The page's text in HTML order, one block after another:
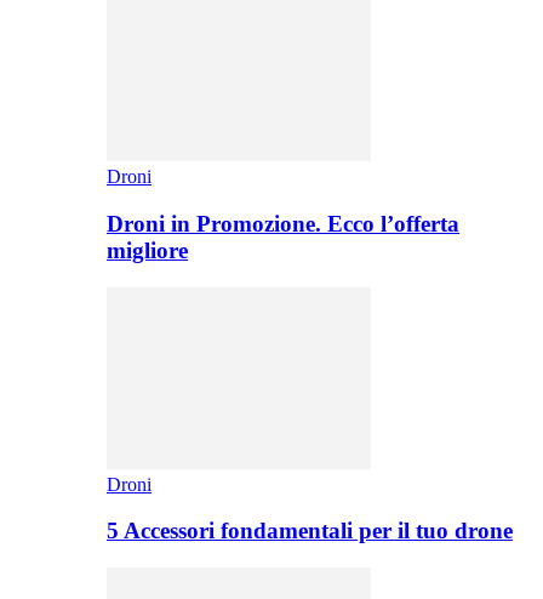
Droni
Droni in Promozione. Ecco l’offerta
migliore
Droni
5 Accessori fondamentali per il tuo drone